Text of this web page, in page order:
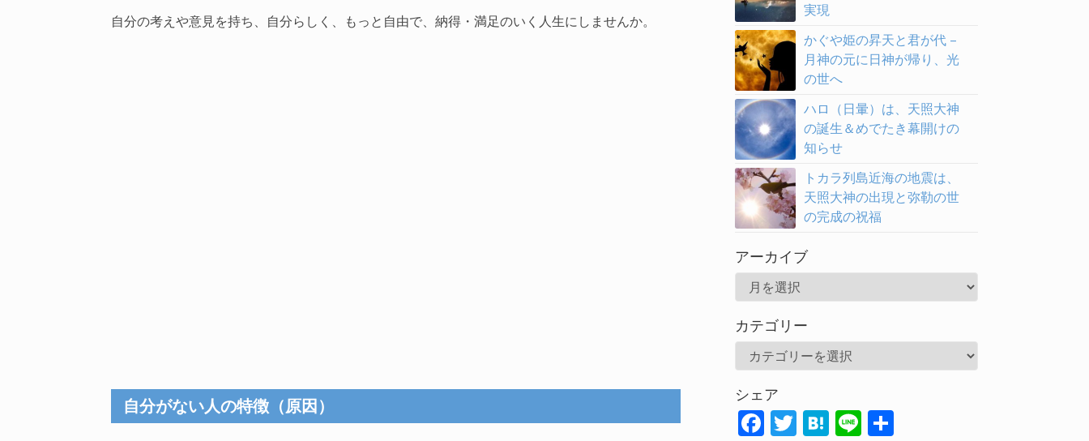
自分の考えや意見を持ち、自分らしく、もっと自由で、納得・満足のいく人生にしませんか。
自分がない人の特徴（原因）
実現
かぐや姫の昇天と君が代 –
月神の元に日神が帰り、光
の世へ
ハロ（日暈）は、天照大神
の誕生＆めでたき幕開けの
知らせ
トカラ列島近海の地震は、
天照大神の出現と弥勒の世
の完成の祝福
アーカイブ
ー
カ
ブ
カテゴリー
テ
ゴ
リ
シェア
F T H Li 共